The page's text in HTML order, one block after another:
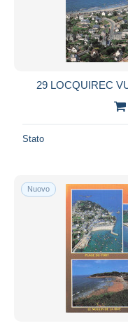
29 LOCQUIREC
Stato
Nuovo